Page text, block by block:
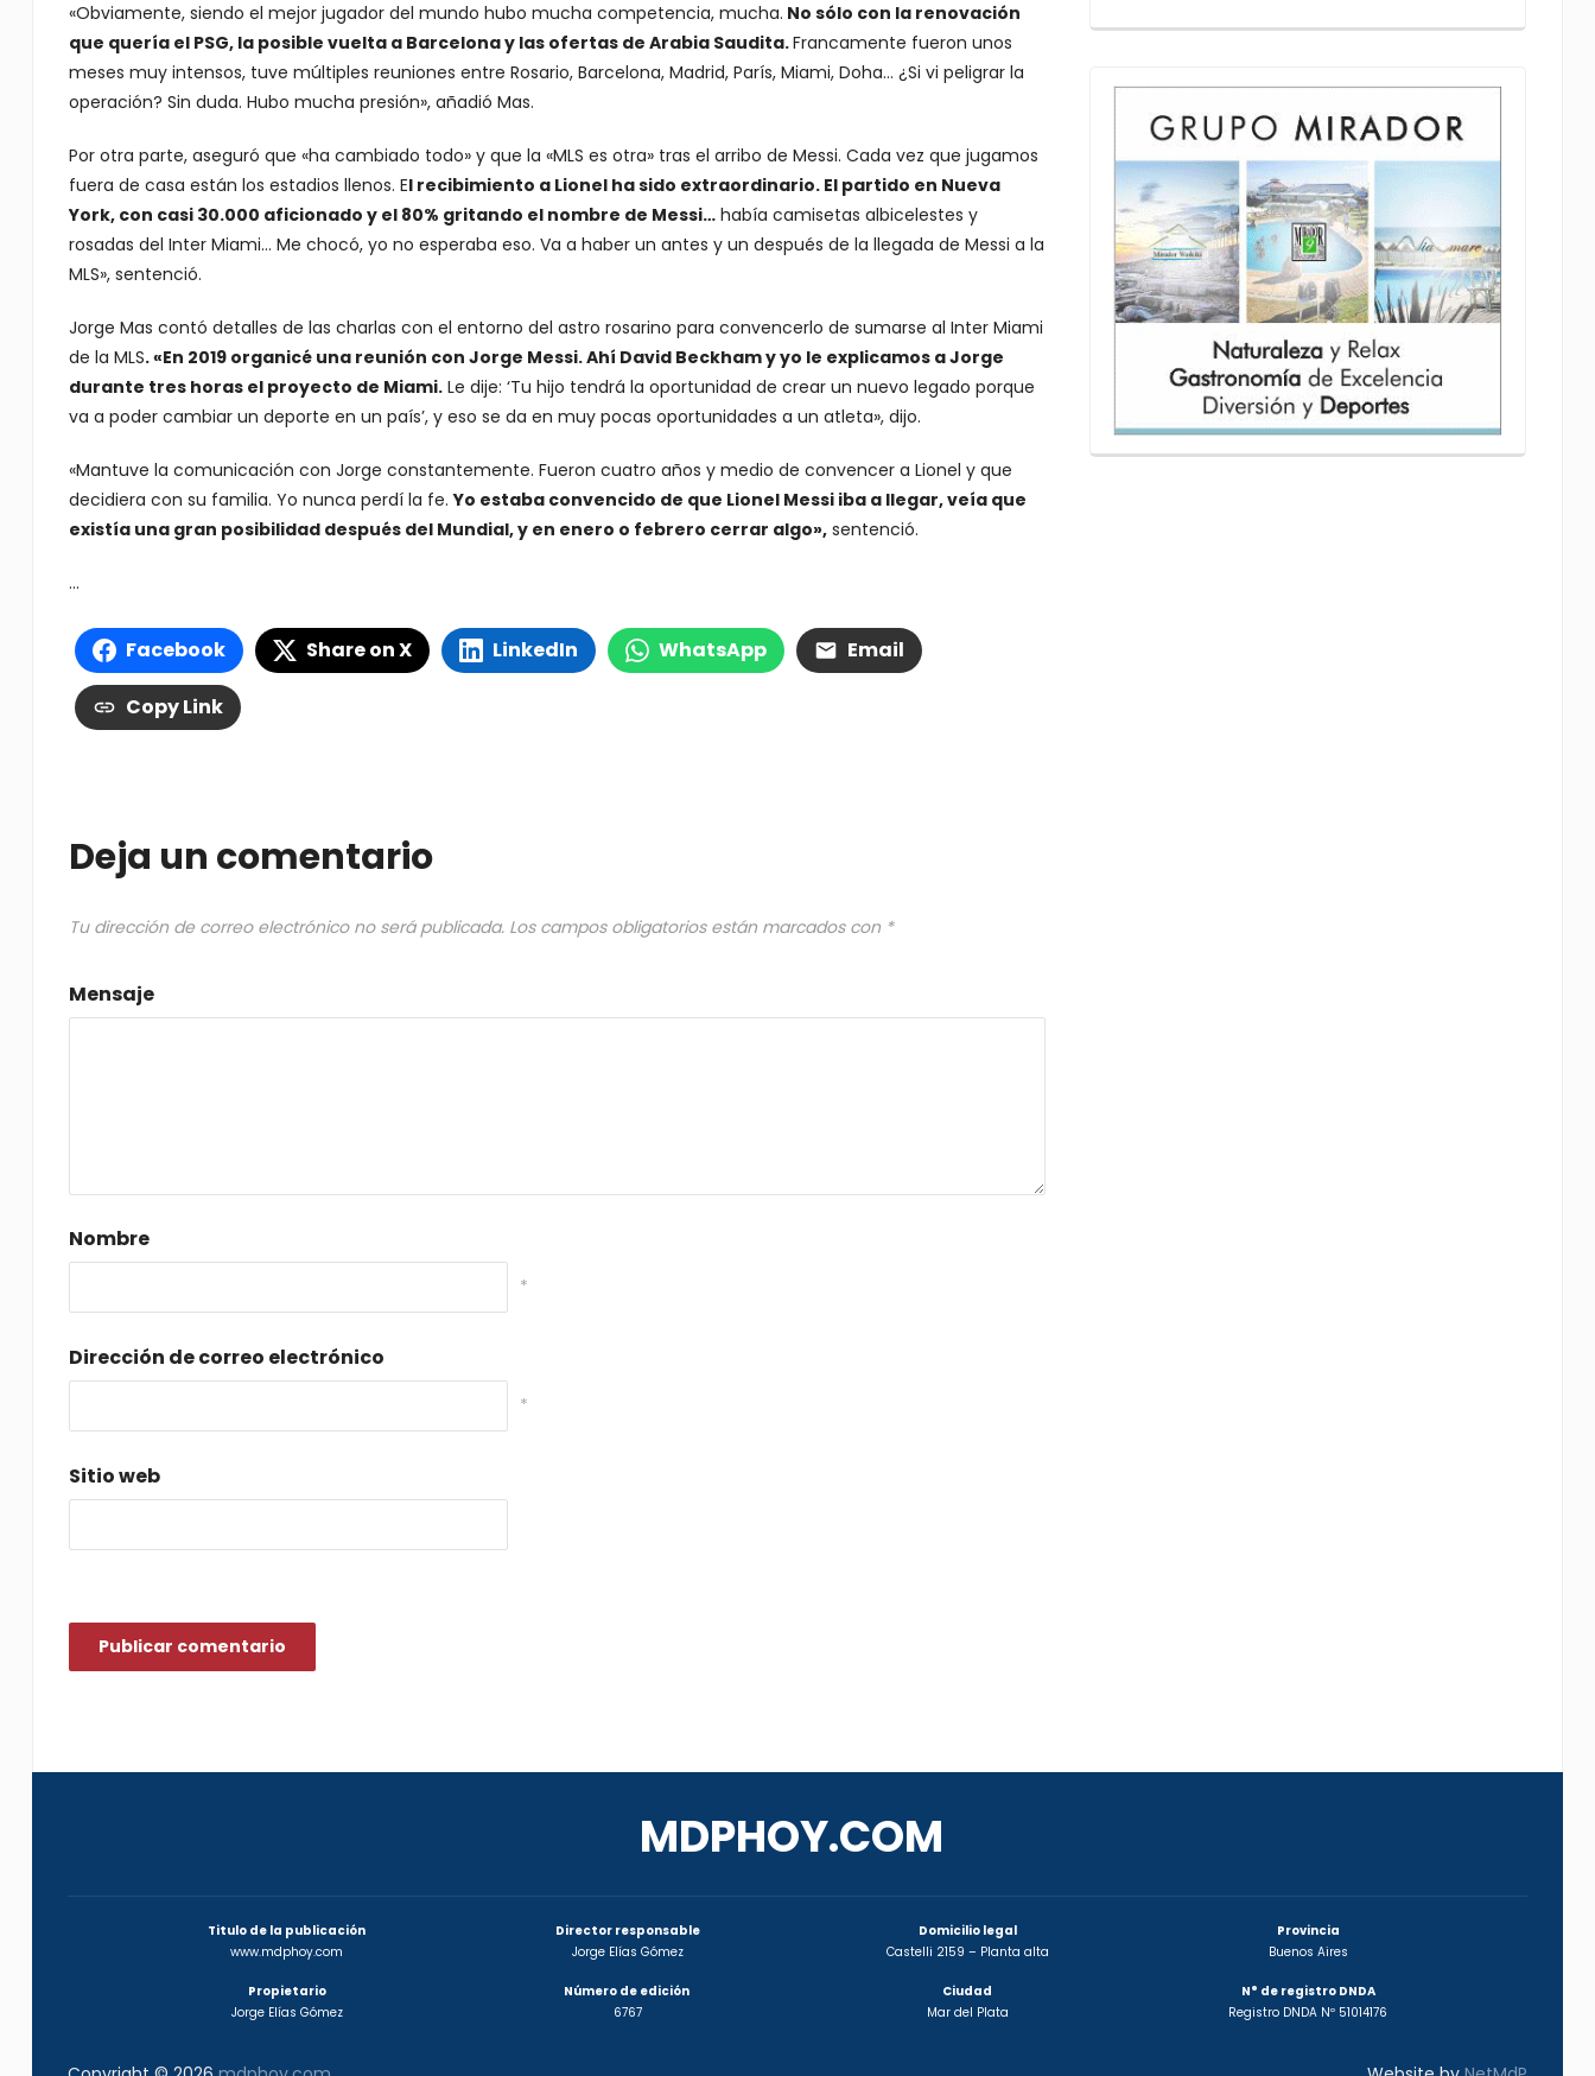
«Obviamente, siendo el mejor jugador del mundo hubo mucha competencia, mucha. No sólo con la renovación
que quería el PSG, la posible vuelta a Barcelona y las ofertas de Arabia Saudita.Francamente fueron unos
meses muy intensos, tuve múltiples reuniones entre Rosario, Barcelona, Madrid, París, Miami, Doha… ¿Si vi peligrar la
operación? Sin duda. Hubo mucha presión», añadió Mas.
Por otra parte, aseguró que «ha cambiado todo» y que la «MLS es otra» tras el arribo de Messi. Cada vez que jugamos
fuera de casa están los estadios llenos. El recibimiento a Lionel ha sido extraordinario. El partido en Nueva
York, con casi 30.000 aficionado y el 80% gritando el nombre de Messi…había camisetas albicelestes y
rosadas del Inter Miami… Me chocó, yo no esperaba eso. Va a haber un antes y un después de la llegada de Messi a la
MLS», sentenció.
Jorge Mas contó detalles de las charlas con el entorno del astro rosarino para convencerlo de sumarse al Inter Miami
de la MLS. «En 2019 organicé una reunión con Jorge Messi. Ahí David Beckham y yo le explicamos a Jorge
durante tres horas el proyecto de Miami.Le dije: ‘Tu hijo tendrá la oportunidad de crear un nuevo legado porque
va a poder cambiar un deporte en un país’, y eso se da en muy pocas oportunidades a un atleta», dijo.
«Mantuve la comunicación con Jorge constantemente. Fueron cuatro años y medio de convencer a Lionel y que
decidiera con su familia. Yo nunca perdí la fe.Yo estaba convencido de que Lionel Messi iba a llegar, veía que
existía una gran posibilidad después del Mundial, y en enero o febrero cerrar algo»,sentenció.
…
Facebook Share on X LinkedIn WhatsApp Email
Copy Link
Deja un comentario
Tu dirección de correo electrónico no será publicada. Los campos obligatorios están marcados con *
Mensaje
Nombre
*
Dirección de correo electrónico
*
Sitio web
MDPHOY.COM
Titulo de la publicación
www.mdphoy.com
Propietario
Jorge Elías Gómez
Director responsable
Jorge Elías Gómez
Número de edición
6767
Domicilio legal
Castelli 2159 – Planta alta
Ciudad
Mar del Plata
Provincia
Buenos Aires
N° de registro DNDA
Registro DNDA Nº 51014176